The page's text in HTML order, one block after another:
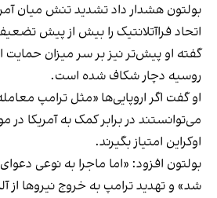
بولتون هشدار داد تشدید تنش میان
اتحاد فراآتلانتیک را بیش از پیش
گفته او پیش‌تر نیز بر سر میزان حمایت
روسیه دچار شکاف شده است.
او گفت اگر اروپایی‌ها «مثل ترامپ
می‌توانستند در برابر کمک به آمریکا در
اوکراین امتیاز بگیرند.
بولتون افزود: «اما ماجرا به نوعی
شد» و تهدید ترامپ به خروج نیروها از